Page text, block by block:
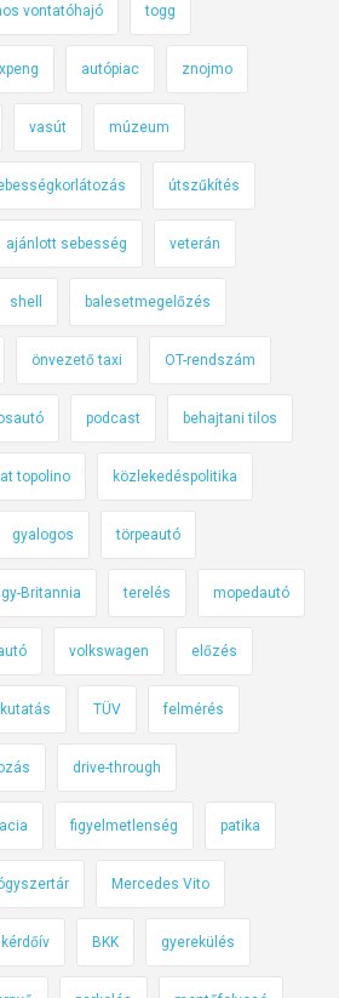
vontatóhajó togg
xpeng autópiac znojmo
vasút múzeum
útszűkítés
ajánlott sebesség veterán
shell balesetmegelőzés
önvezető taxi OT-rendszám
podcast behajtani tilos
topolino közlekedéspolitika
gyalogos törpeautó
Britannia terelés mopedautó
volkswagen előzés
kutatás TÜV felmérés
drive-through
figyelmetlenség patika
Mercedes Vito
kérdőív BKK gyerekülés